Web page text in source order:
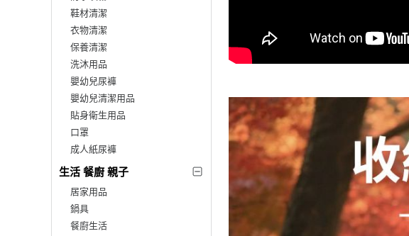
鞋材清潔
衣物清潔
保養清潔
洗沐用品
嬰幼兒尿褲
嬰幼兒清潔用品
貼身衛生用品
口罩
成人紙尿褲
生活 餐廚 親子
居家用品
鍋具
餐廚生活